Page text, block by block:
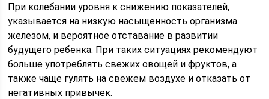
При колебании уровня к снижению показателей,
указывается на низкую насыщенность организма
железом, и вероятное отставание в развитии
будущего ребенка. При таких ситуациях рекомендуют
больше употреблять свежих овощей и фруктов, а
также чаще гулять на свежем воздухе и отказать от
негативных привычек.